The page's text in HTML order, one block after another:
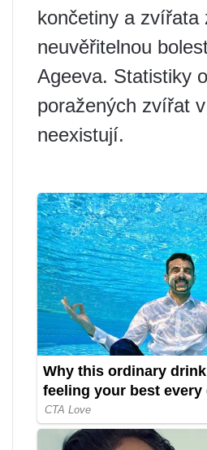
končetiny a zvířata
neuvěřitelnou
Ageeva. Statistiky
poražených zvířat
neexistují.